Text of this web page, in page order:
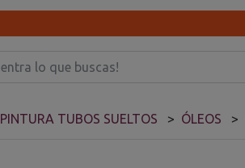
PINTURA TUBOS SUELTOS ÓLEOS